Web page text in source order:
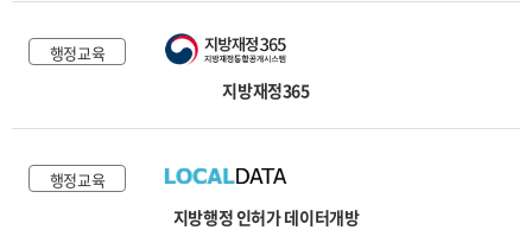
행정교육
지방재정365
행정교육
지방행정 인허가 데이터개방